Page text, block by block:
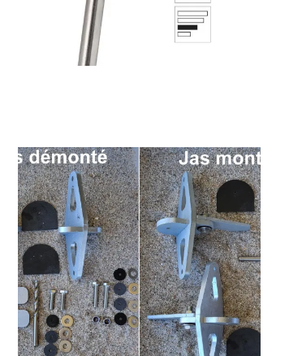
AJOUTER AU PANIER
/
DÉTAILS